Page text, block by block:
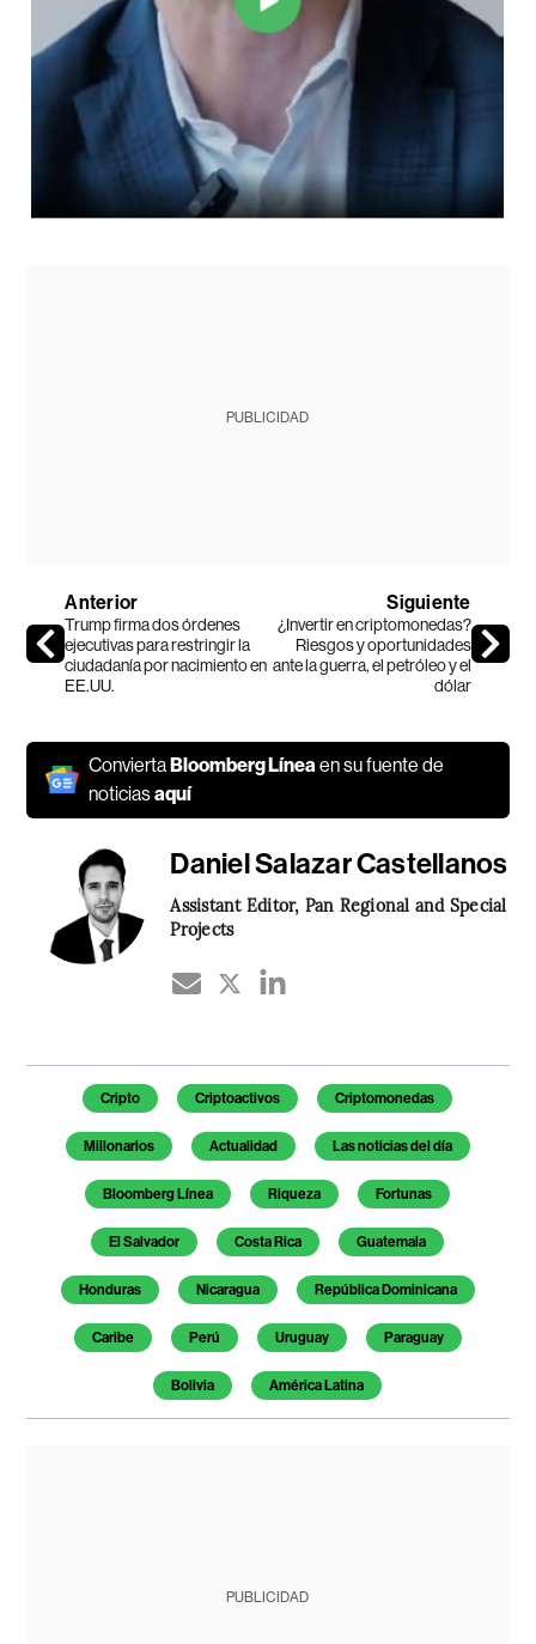
PUBLICIDAD
Anterior
Trump firma dos órdenes
ejecutivas para restringir la
ciudadanía por nacimiento en
EE.UU.
Siguiente
¿Invertir en criptomonedas?
Riesgos y oportunidades
ante la guerra, el petróleo y el
dólar
ConviertaBloomberg Línea en su fuente de
noticiasaquí
Daniel Salazar Castellanos
Assistant Editor, Pan Regional and Special
Projects
Temas de este artículo
Cripto Criptoactivos Criptomonedas
Millonarios Actualidad Las noticias del día
Bloomberg Línea Riqueza Fortunas
El Salvador Costa Rica Guatemala
Honduras Nicaragua República Dominicana
Caribe Perú Uruguay Paraguay
Bolivia América Latina
PUBLICIDAD